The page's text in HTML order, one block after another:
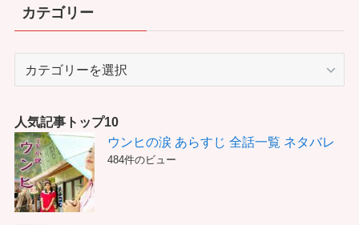
カテゴリー
リ
ー
人気記事トップ10
ウンヒの涙 あらすじ 全話一覧 ネタバレ
484件のビュー